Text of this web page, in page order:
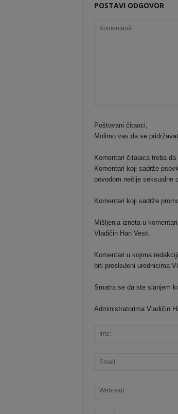
POSTAVI ODGOVOR
Poštovani čitaoci,
Molimo vas da se
Komentari čitalaca treba
Komentari koji sadrže
povodom nečije seksualne
Komentari koji sadrže
Mišljenja izneta u
Vladičin Han Vesti.
Komentari u kojima
biti prosleđeni urednicima
Smatra se da ste slanjem
Administratorima Vladičin